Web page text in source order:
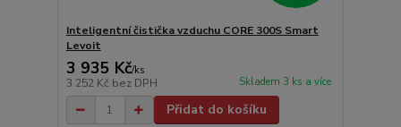
Inteligentní čistička vzduchu CORE 300S Smart
Levoit
3 935 Kč/ks
3 252 Kč bez DPH Skladem 3 ks a více
Přidat do košíku